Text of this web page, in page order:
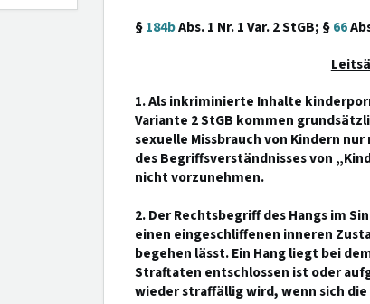
§184bAbs. 1 Nr. 1 Var. 2 StGB; §66
1. Als inkriminierte Inhalte
Variante 2 StGB kommen
sexuelle Missbrauch von Kindern
des Begriffsverständnisses von
nicht vorzunehmen.
2. Der Rechtsbegriff des Hangs im
einen eingeschliffenen inneren
begehen lässt. Ein Hang liegt bei
Straftaten entschlossen ist oder
wieder straffällig wird, wenn sich